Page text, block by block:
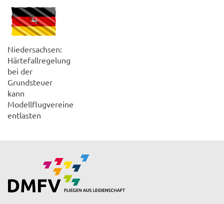
Niedersachsen:
Härtefallregelung
bei der
Grundsteuer
kann
Modellflugvereine
entlasten